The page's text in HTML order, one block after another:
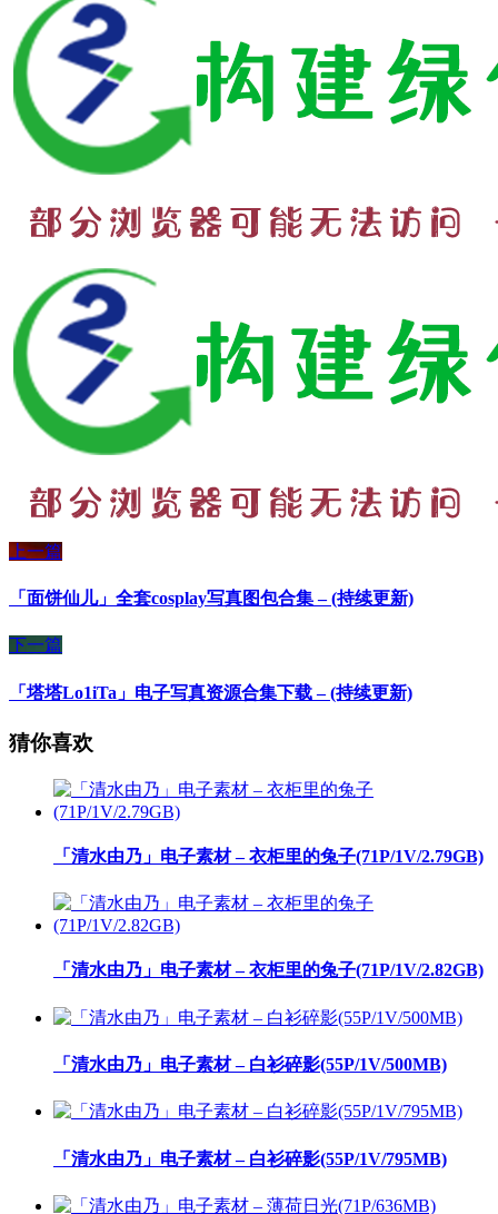
上一篇
「面饼仙儿」全套cosplay写真图包合集 – (持续更新)
下一篇
「塔塔Lo1iTa」电子写真资源合集下载 – (持续更新)
猜你喜欢
「清水由乃」电子素材 – 衣柜里的兔子(71P/1V/2.79GB)
「清水由乃」电子素材 – 衣柜里的兔子(71P/1V/2.82GB)
「清水由乃」电子素材 – 白衫碎影(55P/1V/500MB)
「清水由乃」电子素材 – 白衫碎影(55P/1V/795MB)